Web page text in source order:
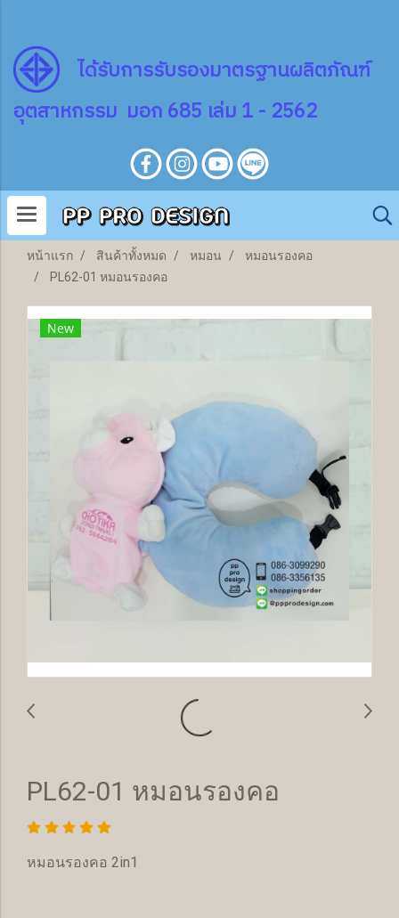
ได้รับการรับรองมาตรฐานผลิตภัณฑ์
อุตสาหกรรม มอก 685 เล่ม 1 - 2562
หน้าแรก สินค้าทั้งหมด หมอน
หมอนรองคอ
PL62-01 หมอนรองคอ
New
PL62-01 หมอนรองคอ
หมอนรองคอ 2in1